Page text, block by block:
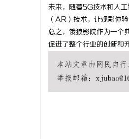
未来，随着5G技术和人
（AR）技术，让观影体
总之，饿狼影院作为一个
促进了整个行业的创新和